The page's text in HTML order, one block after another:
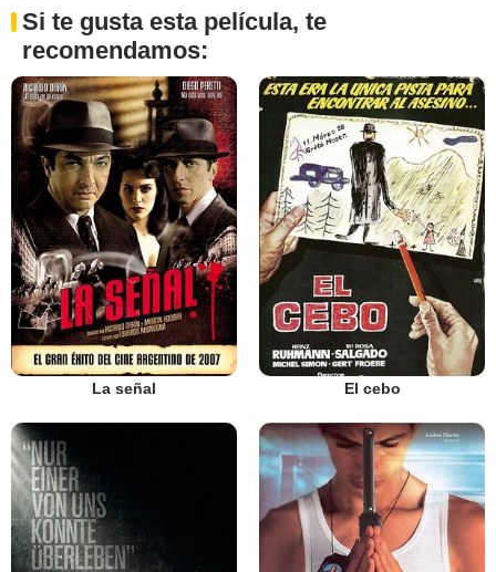
Si te gusta esta película, te
recomendamos:
La señal El cebo